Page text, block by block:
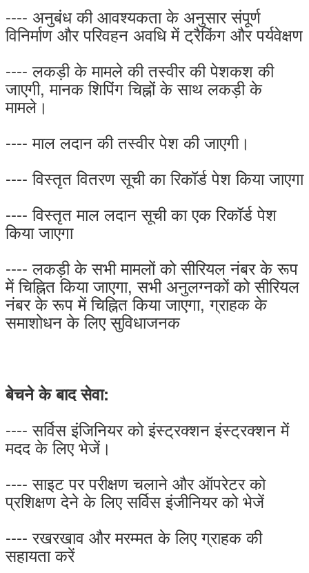
---- अनुबंध की आवश्यकता के अनुसार संपूर्ण
विनिर्माण और परिवहन अवधि में ट्रैकिंग और पर्यवेक्षण
---- लकड़ी के मामले की तस्वीर की पेशकश की
जाएगी, मानक शिपिंग चिह्नों के साथ लकड़ी के
मामले।
---- माल लदान की तस्वीर पेश की जाएगी।
---- विस्तृत वितरण सूची का रिकॉर्ड पेश किया जाएगा
---- विस्तृत माल लदान सूची का एक रिकॉर्ड पेश
किया जाएगा
---- लकड़ी के सभी मामलों को सीरियल नंबर के रूप
में चिह्नित किया जाएगा, सभी अनुलग्नकों को सीरियल
नंबर के रूप में चिह्नित किया जाएगा, ग्राहक के
समाशोधन के लिए सुविधाजनक
बेचने के बाद सेवा:
---- सर्विस इंजिनियर को इंस्ट्रक्शन इंस्ट्रक्शन में
मदद के लिए भेजें।
---- साइट पर परीक्षण चलाने और ऑपरेटर को
प्रशिक्षण देने के लिए सर्विस इंजीनियर को भेजें
---- रखरखाव और मरम्मत के लिए ग्राहक की
सहायता करें